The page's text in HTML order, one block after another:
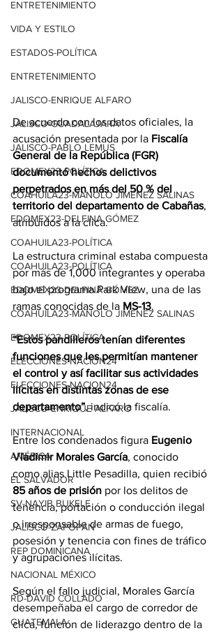
ENTRETENIMIENTO
VIDA Y ESTILO
ESTADOS-POLÍTICA
ENTRETENIMIENTO
JALISCO-ENRIQUE ALFARO
JALISCO-GUADALAJARA
JALISCO-PABLO LEMUS
EDOMEX23-POLÍTICA
COAHUILA23-MANOLO JIMÉNEZ SALINAS
EDOMEX23-DELFINA GÓMEZ
COAHUILA23-POLÍTICA
COAHUILA23-POLÍTICA
EDOMEX23-DELFINA GÓMEZ
COAHUILA23-MANOLO JIMÉNEZ SALINAS
EDOMEX23-POLÍTICA
ELECCIONES-NACION24
ELECCIONES-NACION24
JALISCO-ENRIQUE ALFARO
INTERNACIONAL
AMÉRICA
EL SALVADOR
SV-NAYIB BUKELE
JALISCO-ZAPOPAN
REP DOMINICANA
NACIONAL MÉXICO
RD-DAVID COLLADO
GUATEMALA
De acuerdo con los datos oficiales, la
acusación presentada por la Fiscalía
General de la República (FGR)
documentó hechos delictivos
perpetrados en más del 50 % del
territorio del departamento de Cabañas,
atribuidos a la clica.
La estructura criminal estaba compuesta
por más de 1,000 integrantes y operaba
bajo el programa Park View, una de las
ramas conocidas de la MS-13.
“Estos pandilleros tenían diferentes
funciones que les permitían mantener
el control y así facilitar sus actividades
ilícitas en distintas zonas de ese
departamento”, indicó la fiscalía.
Entre los condenados figura Eugenio
Vladimir Morales García, conocido
como alias Little Pesadilla, quien recibió
85 años de prisión por los delitos de
tenencia, portación o conducción ilegal
o irresponsable de armas de fuego,
posesión y tenencia con fines de tráfico
y agrupaciones ilícitas.
Según el fallo judicial, Morales García
desempeñaba el cargo de corredor de
clica, función de liderazgo dentro de la